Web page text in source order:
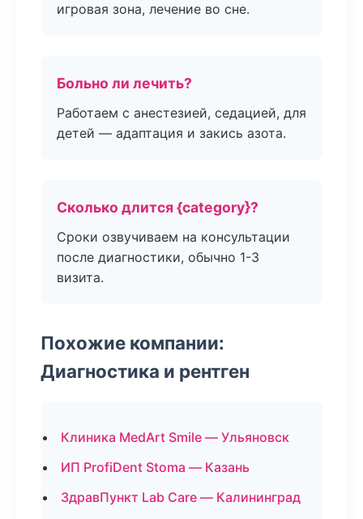
игровая зона, лечение во сне.
Больно ли лечить?
Работаем с анестезией, седацией, для
детей — адаптация и закись азота.
Сколько длится {category}?
Сроки озвучиваем на консультации
после диагностики, обычно 1-3
визита.
Похожие компании:
Диагностика и рентген
Клиника MedArt Smile — Ульяновск
ИП ProfiDent Stoma — Казань
ЗдравПункт Lab Care — Калининград